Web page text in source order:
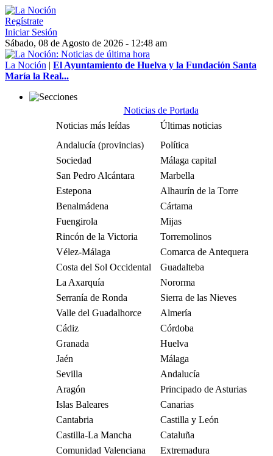
Regístrate
Iniciar Sesión
Sábado, 08 de Agosto de 2026 - 12:48 am
La Noción | El Ayuntamiento de Huelva y la Fundación Santa
María la Real...
Noticias de Portada
Noticias más leídas
Últimas noticias
Andalucía (provincias)
Política
Sociedad
Málaga capital
San Pedro Alcántara
Marbella
Estepona
Alhaurín de la Torre
Benalmádena
Cártama
Fuengirola
Mijas
Rincón de la Victoria
Torremolinos
Vélez-Málaga
Comarca de Antequera
Costa del Sol Occidental
Guadalteba
La Axarquía
Nororma
Serranía de Ronda
Sierra de las Nieves
Valle del Guadalhorce
Almería
Cádiz
Córdoba
Granada
Huelva
Jaén
Málaga
Sevilla
Andalucía
Aragón
Principado de Asturias
Islas Baleares
Canarias
Cantabria
Castilla y León
Castilla-La Mancha
Cataluña
Comunidad Valenciana
Extremadura